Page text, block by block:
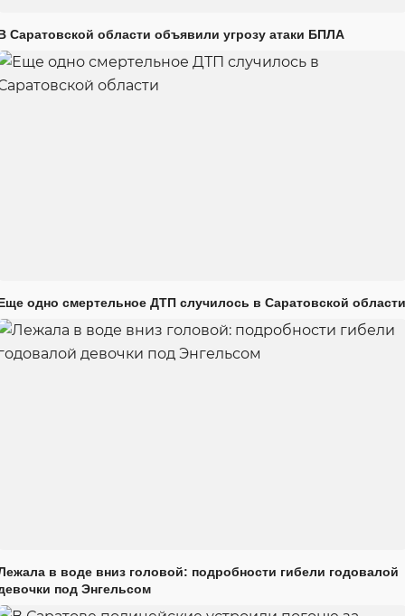
Саратовской области объявили угрозу атаки БПЛА
одно смертельное ДТП случилось в Саратовской области
в воде вниз головой: подробности гибели годовалой
под Энгельсом